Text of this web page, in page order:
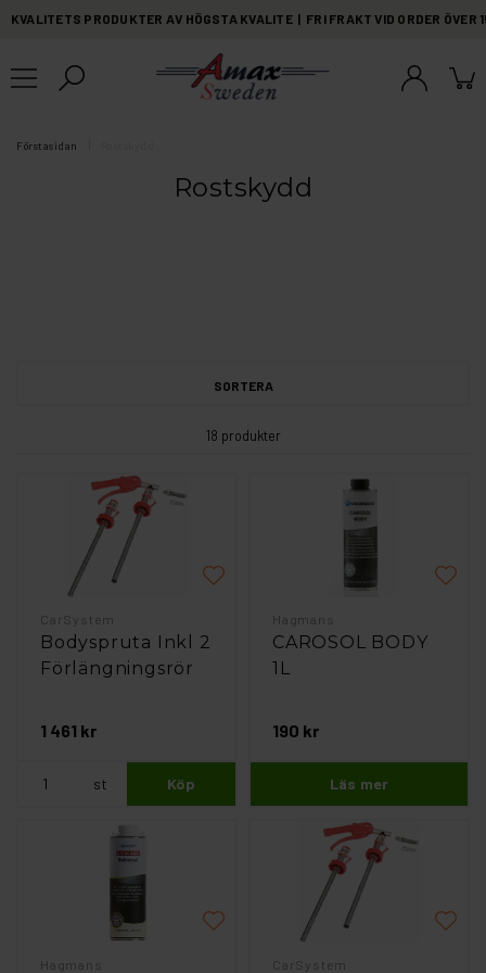
KVALITETS PRODUKTER AV HÖGSTA KVALITE | FRI FRAKT VID ORDER
Förstasidan
Rostskydd
SORTERA
18 produkter
CarSystem
Bodyspruta Inkl 2
Förlängningsrör
1 461 kr
st Köp
Hagmans
CAROSOL BODY
1L
190 kr
Läs mer
Hagmans CarSystem